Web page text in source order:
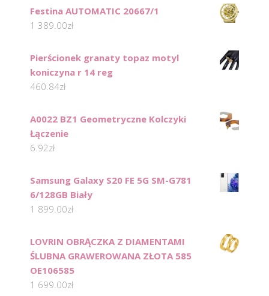
Festina AUTOMATIC 20667/1
1 389.00zł
Pierścionek granaty topaz motyl
koniczyna r 14 reg
460.84zł
A0022 BZ1 Geometryczne Kolczyki
Łączenie
6.92zł
Samsung Galaxy S20 FE 5G SM-G781
6/128GB Biały
1 899.00zł
LOVRIN OBRĄCZKA Z DIAMENTAMI
ŚLUBNA GRAWEROWANA ZŁOTA 585
OE106585
1 699.00zł